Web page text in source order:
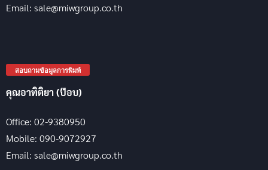
Email: sale@miwgroup.co.th
สอบถามข้อมูลการพิมพ์
คุณอาทิติยา (ป๊อบ)
Office: 02-9380950
Mobile: 090-9072927
Email: sale@miwgroup.co.th